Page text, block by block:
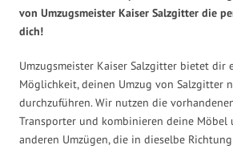
von Umzugsmeister Kaiser Salzgitter die
dich!
Umzugsmeister Kaiser Salzgitter bietet dir
Möglichkeit, deinen Umzug von Salzgitter
durchzuführen. Wir nutzen die
Transporter und kombinieren deine Möbel
anderen Umzügen, die in dieselbe